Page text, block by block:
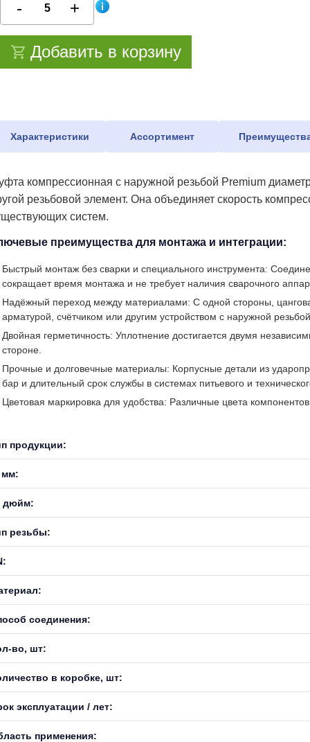
Добавить в корзину
Характеристики Ассортимент
компрессионная с наружной резьбой Premium
резьбовой элемент. Она объединяет скорость
систем.
преимущества для монтажа и интеграции:
Быстрый монтаж без сварки и специального инструмента:
сокращает время монтажа и не требует наличия сварочного
Надёжный переход между материалами: С одной стороны,
арматурой, счётчиком или другим устройством с наружной
Двойная герметичность: Уплотнение достигается двумя
стороне.
Прочные и долговечные материалы: Корпусные детали из
бар и длительный срок службы в системах питьевого и
Цветовая маркировка для удобства: Различные цвета
продукции:
мм:
дюйм:
резьбы:
соединения:
во, шт:
в коробке, шт:
эксплуатации / лет:
применения: